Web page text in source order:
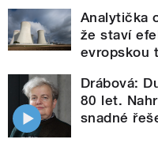
Analytička
že staví
evropskou
Drábová:
80 let.
snadné